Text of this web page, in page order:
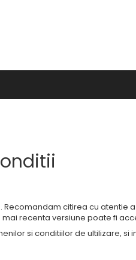
citirea cu atentie a
recenta versiune poate fi
si conditiilor de ultilizare, si